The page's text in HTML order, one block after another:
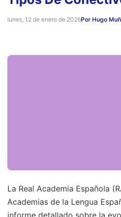
lunes, 12 de enero de 2026Por Hugo
La Real Academia Española
Academias de la Lengua